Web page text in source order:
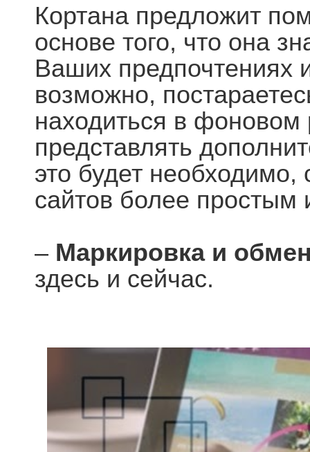
Кортана предложит
основе того, что она
Ваших предпочтениях
возможно,
находиться в фоновом
представлять
это будет необходимо,
сайтов более
– Маркировка и
здесь и сейчас.